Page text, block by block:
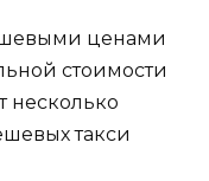
ценами
стоимости
несколько
такси